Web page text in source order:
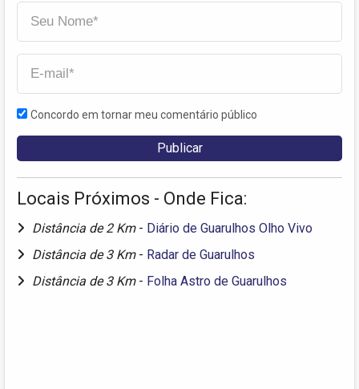
Concordo em tornar meu comentário público
Locais Próximos - Onde Fica:
Distância de 2 Km - Diário de Guarulhos Olho Vivo
Distância de 3 Km - Radar de Guarulhos
Distância de 3 Km - Folha Astro de Guarulhos